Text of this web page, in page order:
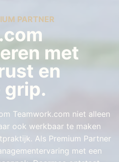
PARTNER
met
en
grip.
Teamwork.com niet alleen
ook werkbaar te maken
Als Premium Partner
met een